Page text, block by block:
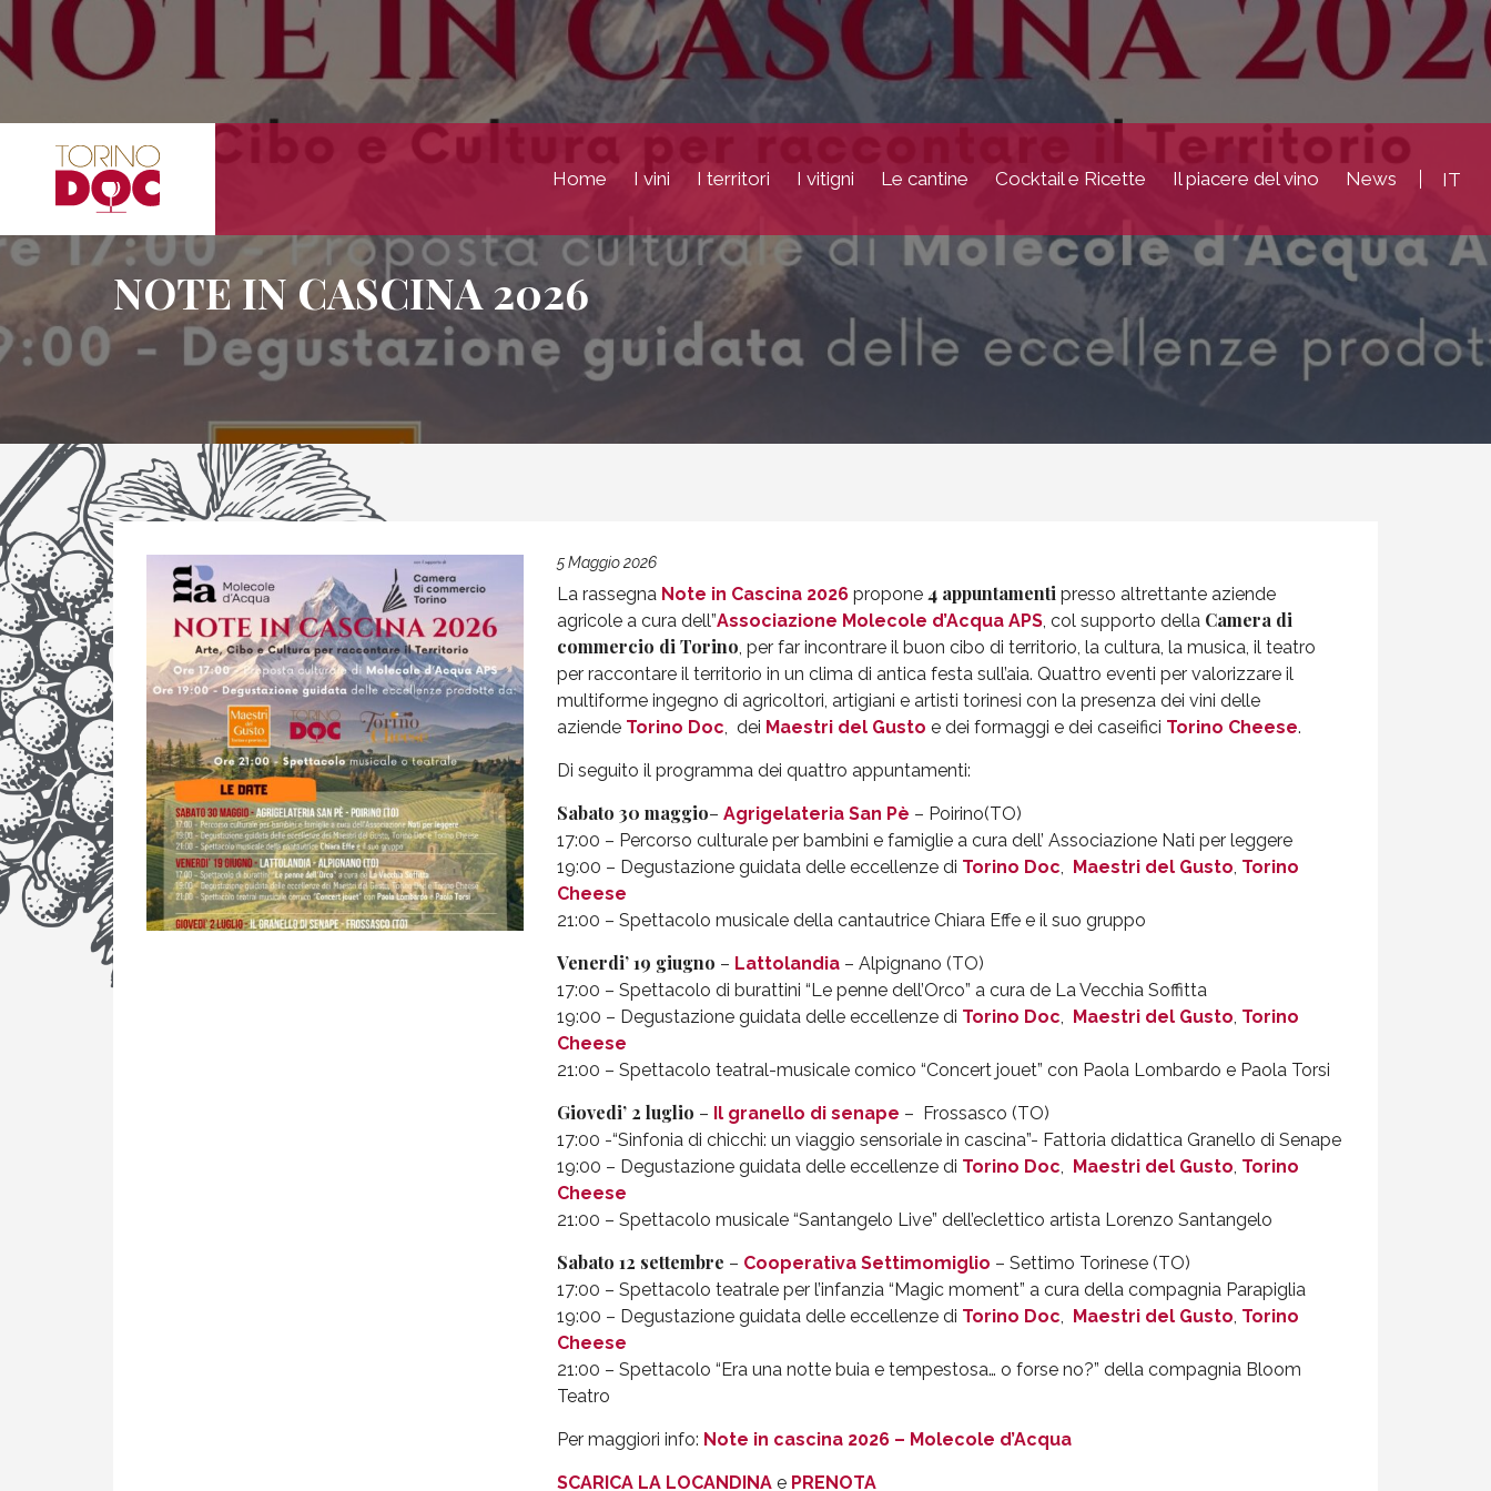
Home I vini I territori I vitigni Le cantine Cocktail e Ricette Il piacere del vino News IT
NOTE IN CASCINA 2026
5 Maggio 2026
La rassegna Note in Cascina 2026 propone 4 appuntamenti presso altrettante aziende
agricole a cura dell”Associazione Molecole d’Acqua APS, col supporto della Camera di
commercio di Torino, per far incontrare il buon cibo di territorio, la cultura, la musica, il teatro
per raccontare il territorio in un clima di antica festa sull’aia. Quattro eventi per valorizzare il
multiforme ingegno di agricoltori, artigiani e artisti torinesi con la presenza dei vini delle
aziende Torino Doc, dei Maestri del Gusto e dei formaggi e dei caseifici Torino Cheese.
Di seguito il programma dei quattro appuntamenti:
Sabato 30 maggio– Agrigelateria San Pè – Poirino(TO)
17:00 – Percorso culturale per bambini e famiglie a cura dell’ Associazione Nati per leggere
19:00 – Degustazione guidata delle eccellenze di Torino Doc, Maestri del Gusto, Torino
Cheese
21:00 – Spettacolo musicale della cantautrice Chiara Effe e il suo gruppo
Venerdi’ 19 giugno – Lattolandia – Alpignano (TO)
17:00 – Spettacolo di burattini “Le penne dell’Orco” a cura de La Vecchia Soffitta
19:00 – Degustazione guidata delle eccellenze di Torino Doc, Maestri del Gusto, Torino
Cheese
21:00 – Spettacolo teatral-musicale comico “Concert jouet” con Paola Lombardo e Paola Torsi
Giovedi’ 2 luglio – Il granello di senape – Frossasco (TO)
17:00 -“Sinfonia di chicchi: un viaggio sensoriale in cascina”- Fattoria didattica Granello di Senape
19:00 – Degustazione guidata delle eccellenze di Torino Doc, Maestri del Gusto, Torino
Cheese
21:00 – Spettacolo musicale “Santangelo Live” dell’eclettico artista Lorenzo Santangelo
Sabato 12 settembre – Cooperativa Settimomiglio – Settimo Torinese (TO)
17:00 – Spettacolo teatrale per l’infanzia “Magic moment” a cura della compagnia Parapiglia
19:00 – Degustazione guidata delle eccellenze di Torino Doc, Maestri del Gusto, Torino
Cheese
21:00 – Spettacolo “Era una notte buia e tempestosa… o forse no?” della compagnia Bloom
Teatro
Per maggiori info: Note in cascina 2026 – Molecole d’Acqua
SCARICA LA LOCANDINA e PRENOTA